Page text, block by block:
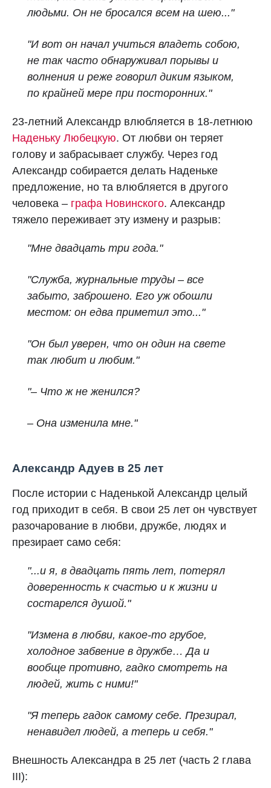
людьми. Он не бросался всем на шею..."
"И вот он начал учиться владеть собою,
не так часто обнаруживал порывы и
волнения и реже говорил диким языком,
по крайней мере при посторонних."
23-летний Александр влюбляется в 18-летнюю
Наденьку Любецкую. От любви он теряет
голову и забрасывает службу. Через год
Александр собирается делать Наденьке
предложение, но та влюбляется в другого
человека – графа Новинского. Александр
тяжело переживает эту измену и разрыв:
"Мне двадцать три года."
"Служба, журнальные труды – все
забыто, заброшено. Его уж обошли
местом: он едва приметил это..."
"Он был уверен, что он один на свете
так любит и любим."
"– Что ж не женился?
– Она изменила мне."
Александр Адуев в 25 лет
После истории с Наденькой Александр целый
год приходит в себя. В свои 25 лет он чувствует
разочарование в любви, дружбе, людях и
презирает само себя:
"...и я, в двадцать пять лет, потерял
доверенность к счастью и к жизни и
состарелся душой."
"Измена в любви, какое‑то грубое,
холодное забвение в дружбе… Да и
вообще противно, гадко смотреть на
людей, жить с ними!"
"Я теперь гадок самому себе. Презирал,
ненавидел людей, а теперь и себя."
Внешность Александра в 25 лет (часть 2 глава
III):